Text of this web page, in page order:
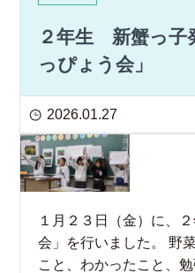
２年生 新蟹っ子
っぴょう会」
2026.01.27
１月２３日（金）に、
会」を行いました。 野
こと、わかったこと、